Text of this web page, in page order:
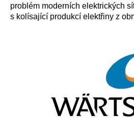
problém moderních elektrických
s kolísající produkcí elektřiny z